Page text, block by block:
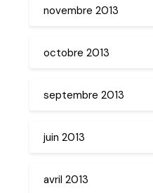
novembre 2013
octobre 2013
septembre 2013
juin 2013
avril 2013